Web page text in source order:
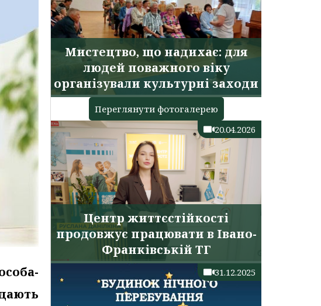
Мистецтво, що надихає: для
людей поважного віку
організували культурні заходи
Переглянути фотогалерею
Центр життєстійкості
продовжує працювати в Івано-
Франківській ТГ
20.04.2026
31.12.2025